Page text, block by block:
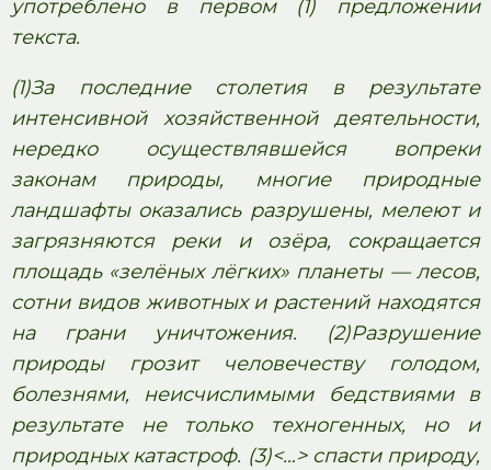
употреблено в первом (1) предложении
текста.
(1)За последние столетия в результате
интенсивной хозяйственной деятельности,
нередко осуществлявшейся вопреки
законам природы, многие природные
ландшафты оказались разрушены, мелеют и
загрязняются реки и озёра, сокращается
площадь «зелёных лёгких» планеты — лесов,
сотни видов животных и растений находятся
на грани уничтожения. (2)Разрушение
природы грозит человечеству голодом,
болезнями, неисчислимыми бедствиями в
результате не только техногенных, но и
природных катастроф. (3)<…> спасти природу,